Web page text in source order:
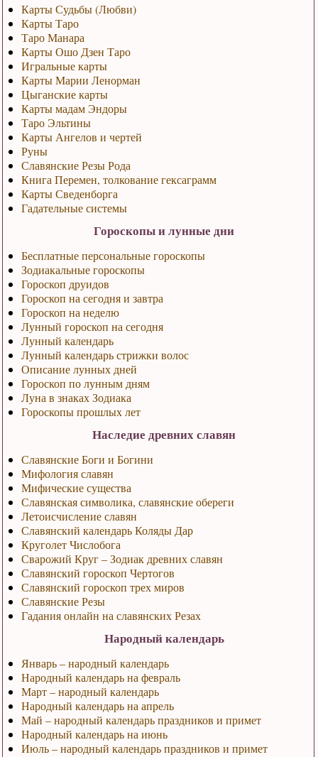
Карты Судьбы (Любви)
Карты Таро
Таро Манара
Карты Ошо Дзен Таро
Игральные карты
Карты Марии Ленорман
Цыганские карты
Карты мадам Эндоры
Таро Эльтины
Карты Ангелов и чертей
Руны
Славянские Резы Рода
Книга Перемен, толкование гексаграмм
Карты Сведенборга
Гадательные системы
Гороскопы и лунные дни
Бесплатные персональные гороскопы
Зодиакальные гороскопы
Гороскоп друидов
Гороскоп на сегодня и завтра
Гороскоп на неделю
Лунный гороскоп на сегодня
Лунный календарь
Лунный календарь стрижки волос
Описание лунных дней
Гороскоп по лунным дням
Луна в знаках Зодиака
Гороскопы прошлых лет
Наследие древних славян
Славянские Боги и Богини
Мифология славян
Мифические существа
Славянская символика, славянские обереги
Летоисчисление славян
Славянский календарь Коляды Дар
Круголет Числобога
Сварожий Круг – Зодиак древних славян
Славянский гороскоп Чертогов
Славянский гороскоп трех миров
Славянские Резы
Гадания онлайн на славянских Резах
Народный календарь
Январь – народный календарь
Народный календарь на февраль
Март – народный календарь
Народный календарь на апрель
Май – народный календарь праздников и примет
Народный календарь на июнь
Июль – народный календарь праздников и примет